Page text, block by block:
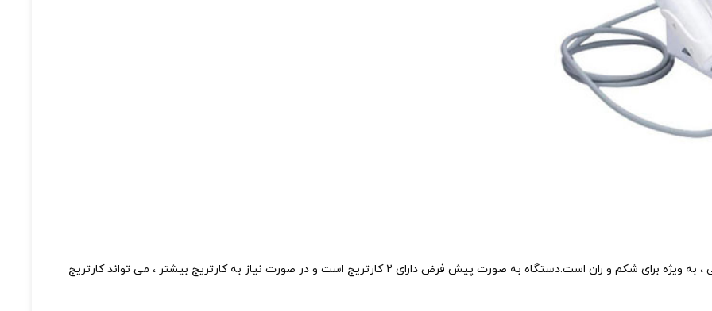
این یک اقدام موثر تهاجمی ، چشمگیر و طولانی مدت برای کاهش چربی ، به ویژه برای شکم و ران است.دستگاه به صورت پیش فرض دارای 2 کارتریج است و در صورت نیاز به کارتریج بیشتر ، می تواند کارتریج